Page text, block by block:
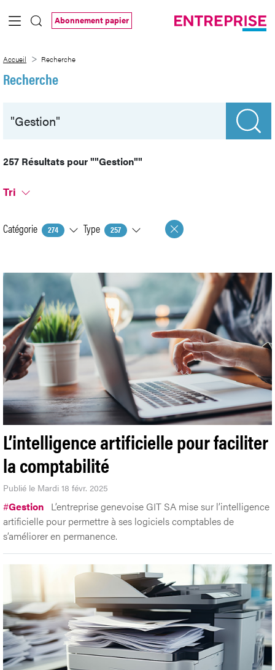
Saut au contenu principal
Abonnement papier
Accueil Recherche
Recherche
257 Résultats pour""Gestion""
Tri
Catégorie 274 Type 257
L’intelligence artificielle pour faciliter
la comptabilité
Publié le Mardi 18 févr. 2025
#Gestion L’entreprise genevoise GIT SA mise sur l’intelligence
artificielle pour permettre à ses logiciels comptables de
s’améliorer en permanence.